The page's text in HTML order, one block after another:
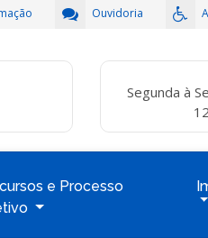
Ouvidoria
Segunda à
e Processo